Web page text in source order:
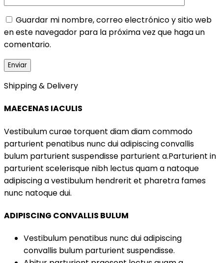
Guardar mi nombre, correo electrónico y sitio web
en este navegador para la próxima vez que haga un
comentario.
Shipping & Delivery
MAECENAS IACULIS
Vestibulum curae torquent diam diam commodo
parturient penatibus nunc dui adipiscing convallis
bulum parturient suspendisse parturient a.Parturient in
parturient scelerisque nibh lectus quam a natoque
adipiscing a vestibulum hendrerit et pharetra fames
nunc natoque dui.
ADIPISCING CONVALLIS BULUM
Vestibulum penatibus nunc dui adipiscing
convallis bulum parturient suspendisse.